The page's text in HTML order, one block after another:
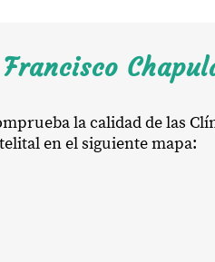
la calidad de las
en el siguiente mapa: